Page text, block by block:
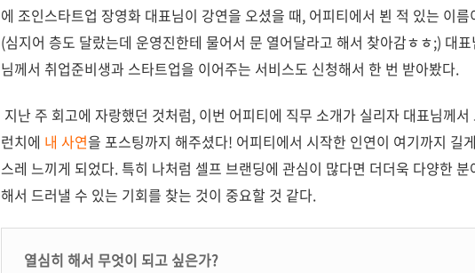
에 조인스타트업 장영화 대표님이 강연을 오셨을 때, 어피티에서 뵌 적 있는 이
(심지어 층도 달랐는데 운영진한테 물어서 문 열어달라고 해서 찾아감ㅎㅎ;) 대
님께서 취업준비생과 스타트업을 이어주는 서비스도 신청해서 한 번 받아봤다.
지난 주 회고에 자랑했던 것처럼, 이번 어피티에 직무 소개가 실리자 대표님께
런치에 내 사연을 포스팅까지 해주셨다! 어피티에서 시작한 인연이 여기까지
스레 느끼게 되었다. 특히 나처럼 셀프 브랜딩에 관심이 많다면 더더욱 다양한
해서 드러낼 수 있는 기회를 찾는 것이 중요할 것 같다.
열심히 해서 무엇이 되고 싶은가?